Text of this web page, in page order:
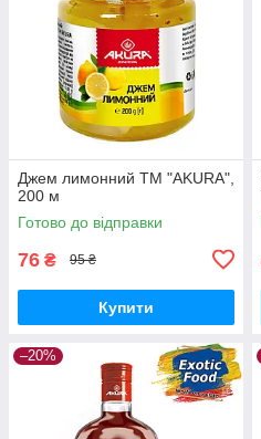
Джем лимонний ТМ "AKURA",
200 м
Готово до відправки
76 ₴ 95 ₴
Купити
–20%